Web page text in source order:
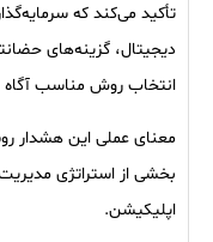
تأکید می‌کند که
دیجیتال، گزینه‌های
انتخاب روش مناسب آگاه
معنای عملی این هشدار
بخشی از استراتژی
اپلیکیشن.